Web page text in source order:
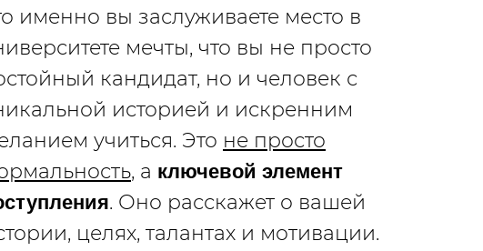
именно вы заслуживаете место в
мечты, что вы не просто
кандидат, но и человек с
историей и искренним
учиться. Это не просто
, а ключевой элемент
. Оно расскажет о вашей
целях, талантах и мотивации.